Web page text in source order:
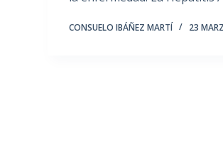
CONSUELO IBÁÑEZ MARTÍ 23